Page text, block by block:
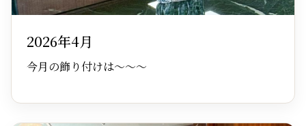
2026年4月
今月の飾り付けは～～～